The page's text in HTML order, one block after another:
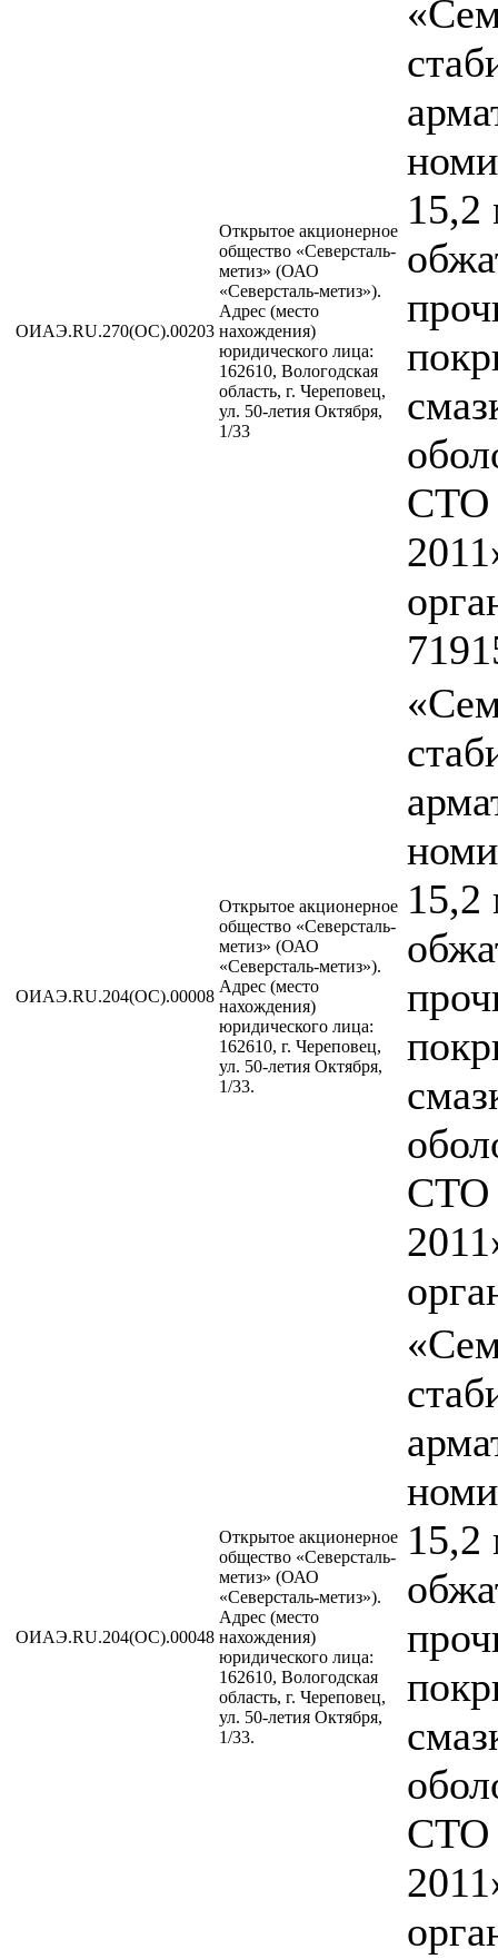
ОИАЭ.RU.270(ОС).00203
Открытое акционерное
общество «Северсталь-
метиз» (ОАО
«Северсталь-метиз»).
Адрес (место
нахождения)
юридического лица:
162610, Вологодская
область, г. Череповец,
ул. 50-летия Октября,
1/33
15,2
СТО
ОИАЭ.RU.204(ОС).00008
Открытое акционерное
общество «Северсталь-
метиз» (ОАО
«Северсталь-метиз»).
Адрес (место
нахождения)
юридического лица:
162610, г. Череповец,
ул. 50-летия Октября,
1/33.
15,2
СТО
ОИАЭ.RU.204(ОС).00048
Открытое акционерное
общество «Северсталь-
метиз» (ОАО
«Северсталь-метиз»).
Адрес (место
нахождения)
юридического лица:
162610, Вологодская
область, г. Череповец,
ул. 50-летия Октября,
1/33.
15,2
СТО